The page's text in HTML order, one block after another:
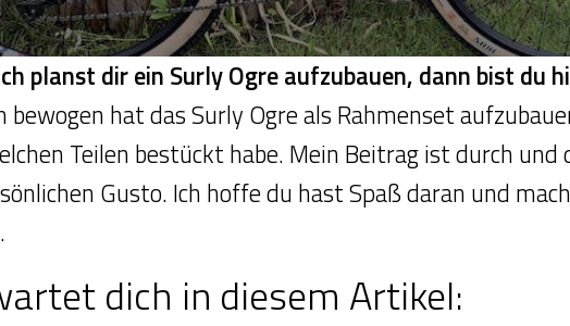
planst dir ein Surly Ogre aufzubauen, dann bist du
bewogen hat das Surly Ogre als Rahmenset
Teilen bestückt habe. Mein Beitrag ist durch
Gusto. Ich hoffe du hast Spaß daran und
dich in diesem Artikel: